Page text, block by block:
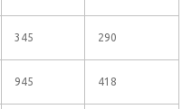
345 290
945 418